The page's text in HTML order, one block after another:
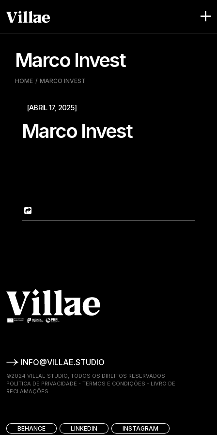
to
the
Marco Invest
HOME MARCO INVEST
[ABRIL 17, 2025]
Marco Invest
INFO@VILLAE.STUDIO
©2024 VILLAE STUDIO, TODOS OS DIREITOS RESERVADOS
POLÍTICA DE PRIVACIDADE -TERMOS E CONDIÇÕES - LIVRO DE
RECLAMAÇÕES
BEHANCE LINKEDIN INSTAGRAM